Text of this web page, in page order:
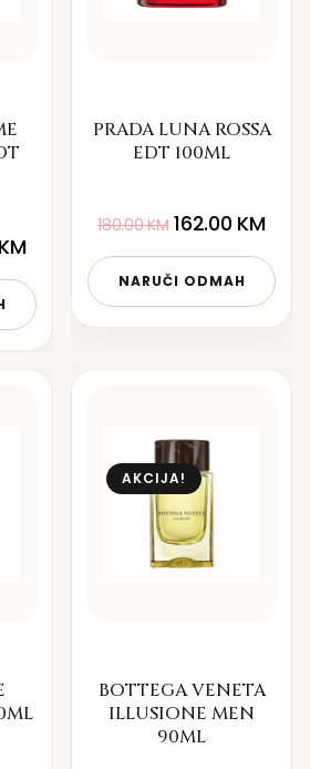
KM
PRADA LUNA ROSSA
EDT 100ML
180.00KM 162.00 KM
NARUČI ODMAH
AKCIJA!
BOTTEGA VENETA
ILLUSIONE MEN
90ML